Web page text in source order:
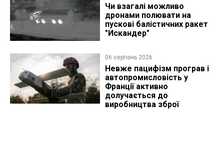
Чи взагалі можливо
дронами полювати на
пускові балістичних ракет
"Искандер"
06 серпень 2026
Невже пацифізм програв і
автопромисловість у
Франції активно
долучається до
виробництва зброї